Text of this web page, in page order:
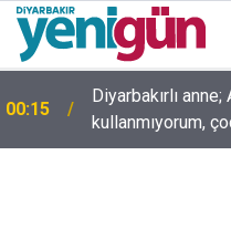
00:05 Mesut Çokur